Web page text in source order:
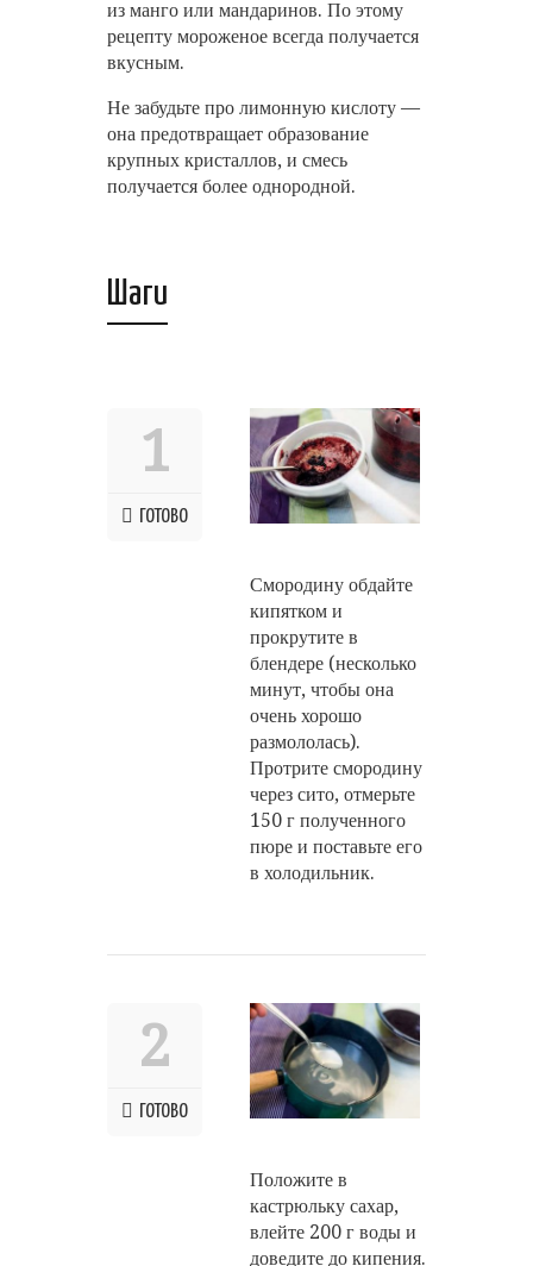
из манго или мандаринов. По этому
рецепту мороженое всегда получается
вкусным.
Не забудьте про лимонную кислоту —
она предотвращает образование
крупных кристаллов, и смесь
получается более однородной.
Шаги
1
ГОТОВО
Смородину обдайте
кипятком и
прокрутите в
блендере (несколько
минут, чтобы она
очень хорошо
размололась).
Протрите смородину
через сито, отмерьте
150 г полученного
пюре и поставьте его
в холодильник.
2
ГОТОВО
Положите в
кастрюльку сахар,
влейте 200 г воды и
доведите до кипения.